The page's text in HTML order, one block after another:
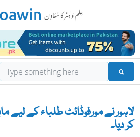
لاہور نے مورفوڈائٹ طلباء کے لیے
کر دیا۔